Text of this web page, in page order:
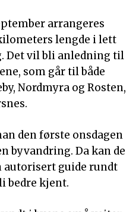
arrangeres
lengde i lett
Det vil bli anledning til
som går til både
Nordmyra og Rosten,
den første onsdagen
byvandring. Da kan de
autorisert guide rundt
bedre kjent.